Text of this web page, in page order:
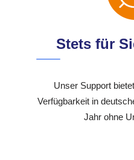
Stets für
Unser Support
Verfügbarkeit in
Jahr ohne